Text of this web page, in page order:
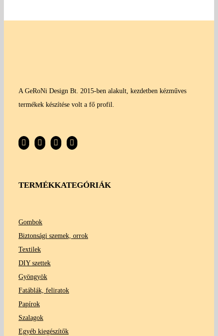
A GeRoNi Design Bt. 2015-ben alakult, kezdetben kézműves
termékek készítése volt a fő profil.
TERMÉKKATEGÓRIÁK
Gombok
Biztonsági szemek, orrok
Textilek
DIY szettek
Gyöngyök
Fatáblák, feliratok
Papírok
Szalagok
Egyéb kiegészítők